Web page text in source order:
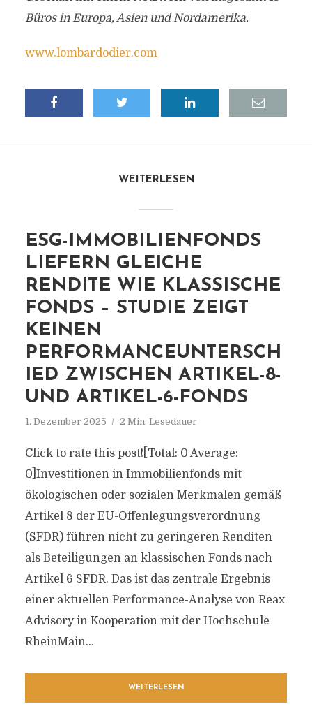
Büros in Europa, Asien und Nordamerika.
www.lombardodier.com
WEITERLESEN
ESG-IMMOBILIENFONDS
LIEFERN GLEICHE
RENDITE WIE KLASSISCHE
FONDS – STUDIE ZEIGT
KEINEN
PERFORMANCEUNTERSCH
IED ZWISCHEN ARTIKEL-8-
UND ARTIKEL-6-FONDS
1. Dezember 2025 2 Min. Lesedauer
Click to rate this post![Total: 0 Average:
0]Investitionen in Immobilienfonds mit
ökologischen oder sozialen Merkmalen gemäß
Artikel 8 der EU-Offenlegungsverordnung
(SFDR) führen nicht zu geringeren Renditen
als Beteiligungen an klassischen Fonds nach
Artikel 6 SFDR. Das ist das zentrale Ergebnis
einer aktuellen Performance-Analyse von Reax
Advisory in Kooperation mit der Hochschule
RheinMain...
WEITERLESEN